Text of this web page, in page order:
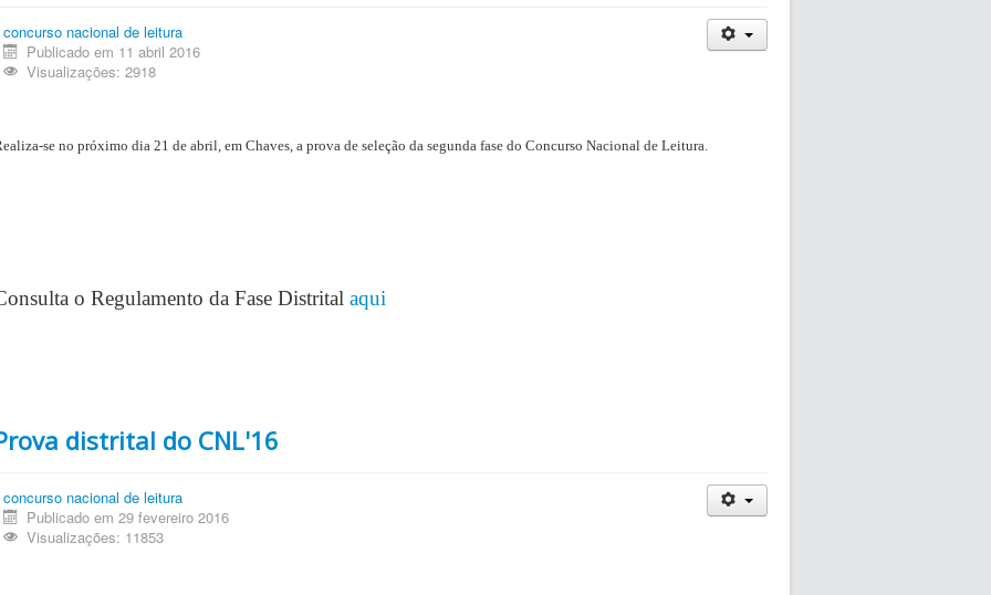
concurso nacional de leitura
Publicado em 11 abril 2016
Visualizações: 2918
se no próximo dia 21 de abril, em Chaves, a prova de seleção da segunda fase do Concurso Nacional de Leitura.
o Regulamento da Fase Distrital aqui
distrital do CNL'16
concurso nacional de leitura
Publicado em 29 fevereiro 2016
Visualizações: 11853